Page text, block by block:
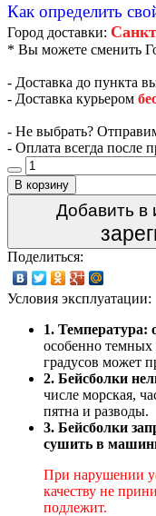
Как определить
Город доставки:
* Вы можете сменить
- Доставка до пункта
- Доставка курьером
- Не выбрать?
- Оплата всегда после
В корзину
Добавить в
Поделиться:
Условия эксплуатации:
1. Температура:
особенно
градусов может
2. Бейсболки
числе морская,
пятна и разводы.
3. Бейсболки
сушить в
При нарушении
качеству не
подлежит.